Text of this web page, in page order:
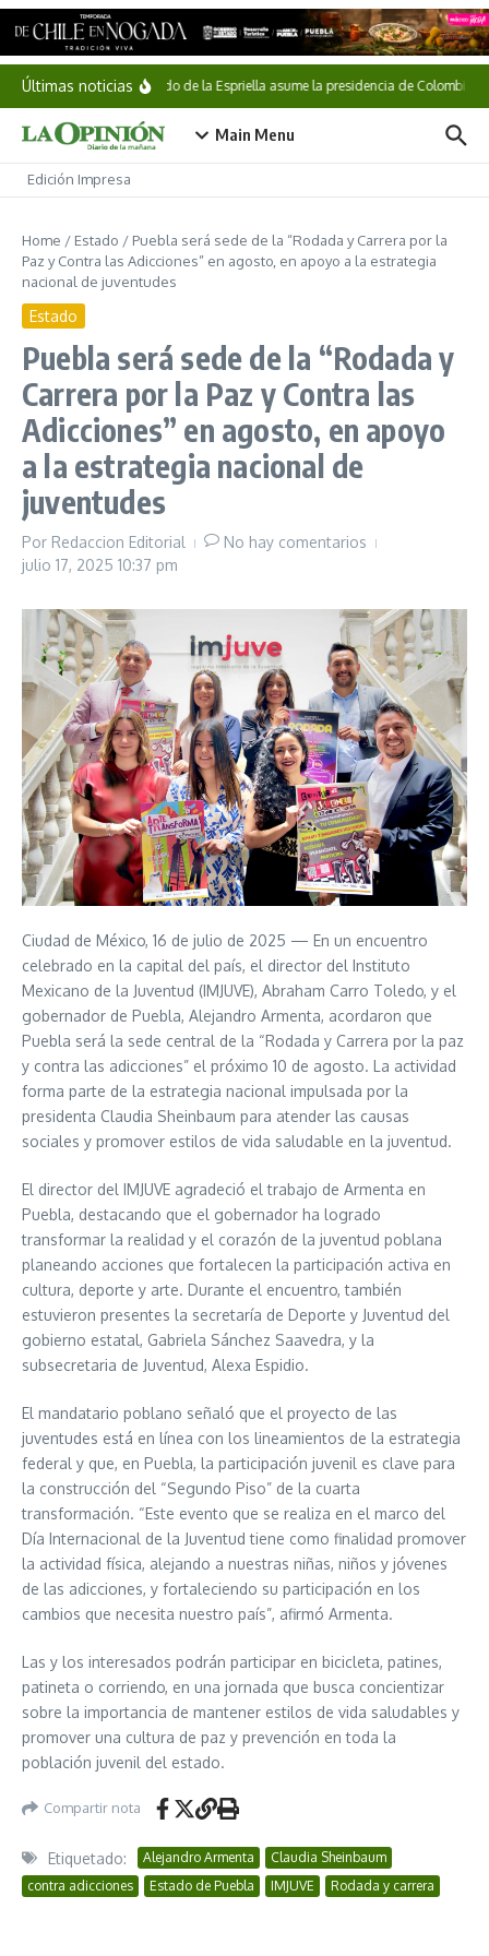
Saltar al contenido
Últimas noticiasAbelardo de la Espriella asume la presidencia de Colombia
Main Menu
Edición Impresa
Home / Estado / Puebla será sede de la “Rodada y Carrera por la
Paz y Contra las Adicciones” en agosto, en apoyo a la estrategia
nacional de juventudes
Estado
Puebla será sede de la “Rodada y
Carrera por la Paz y Contra las
Adicciones” en agosto, en apoyo
a la estrategia nacional de
juventudes
Por Redaccion Editorial
No hay comentarios
julio 17, 2025 10:37 pm
Ciudad de México, 16 de julio de 2025 — En un encuentro
celebrado en la capital del país, el director del Instituto
Mexicano de la Juventud (IMJUVE), Abraham Carro Toledo, y el
gobernador de Puebla, Alejandro Armenta, acordaron que
Puebla será la sede central de la “Rodada y Carrera por la paz
y contra las adicciones” el próximo 10 de agosto. La actividad
forma parte de la estrategia nacional impulsada por la
presidenta Claudia Sheinbaum para atender las causas
sociales y promover estilos de vida saludable en la juventud.
El director del IMJUVE agradeció el trabajo de Armenta en
Puebla, destacando que el gobernador ha logrado
transformar la realidad y el corazón de la juventud poblana
planeando acciones que fortalecen la participación activa en
cultura, deporte y arte. Durante el encuentro, también
estuvieron presentes la secretaría de Deporte y Juventud del
gobierno estatal, Gabriela Sánchez Saavedra, y la
subsecretaria de Juventud, Alexa Espidio.
El mandatario poblano señaló que el proyecto de las
juventudes está en línea con los lineamientos de la estrategia
federal y que, en Puebla, la participación juvenil es clave para
la construcción del “Segundo Piso” de la cuarta
transformación. “Este evento que se realiza en el marco del
Día Internacional de la Juventud tiene como finalidad promover
la actividad física, alejando a nuestras niñas, niños y jóvenes
de las adicciones, y fortaleciendo su participación en los
cambios que necesita nuestro país”, afirmó Armenta.
Las y los interesados podrán participar en bicicleta, patines,
patineta o corriendo, en una jornada que busca concientizar
sobre la importancia de mantener estilos de vida saludables y
promover una cultura de paz y prevención en toda la
población juvenil del estado.
Compartir nota
Etiquetado: Alejandro Armenta
Claudia Sheinbaum
contra adicciones
Estado de Puebla IMJUVE Rodada y carrera